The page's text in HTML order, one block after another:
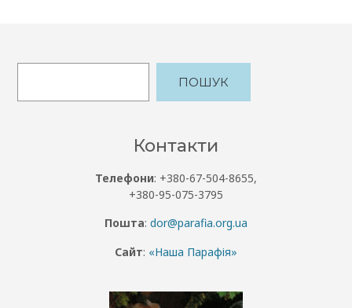
ПОШУК
Контакти
Телефони: +380-67-504-8655,
+380-95-075-3795
Пошта: dor@parafia.org.ua
Сайт: «Наша Парафія»